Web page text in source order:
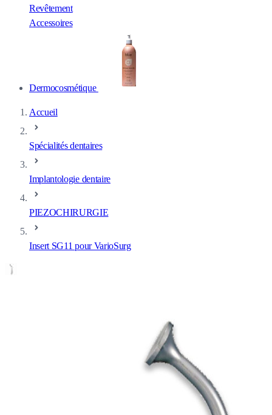
Revêtement
Accessoires
Dermocosmétique
Accueil
Spécialités dentaires
Implantologie dentaire
PIEZOCHIRURGIE
Insert SG11 pour VarioSurg